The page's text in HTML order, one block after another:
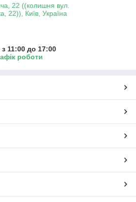
22 ((колишня вул.
22)), Київ, Україна
11:00 до 17:00
роботи